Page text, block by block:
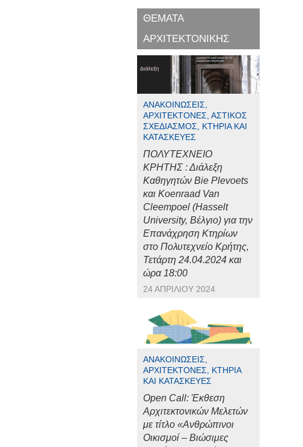
ΘΕΜΑΤΑ
ΑΡΧΙΤΕΚΤΟΝΙΚΗΣ
ΑΝΑΚΟΙΝΏΣΕΙΣ,
ΑΡΧΙΤΈΚΤΟΝΕΣ, ΑΣΤΙΚΌΣ
ΣΧΕΔΙΑΣΜΌΣ, ΚΤΉΡΙΑ ΚΑΙ
ΚΑΤΑΣΚΕΥΈΣ
ΠΟΛΥΤΕΧΝΕΙΟ
ΚΡΗΤΗΣ : Διάλεξη
Καθηγητών Bie Plevoets
και Koenraad Van
Cleempoel (Hasselt
University, Βέλγιο) για την
Επανάχρηση Κτηρίων
στο Πολυτεχνείο Κρήτης,
Τετάρτη 24.04.2024 και
ώρα 18:00
24 ΑΠΡΙΛΊΟΥ 2024
ΑΝΑΚΟΙΝΏΣΕΙΣ,
ΑΡΧΙΤΈΚΤΟΝΕΣ, ΚΤΉΡΙΑ
ΚΑΙ ΚΑΤΑΣΚΕΥΈΣ
Open Call: Έκθεση
Αρχιτεκτονικών Μελετών
με τίτλο «Ανθρώπινοι
Οικισμοί – Βιώσιμες